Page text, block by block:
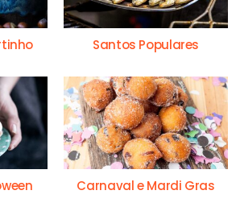
Santos Populares
Carnaval e Mardi Gras